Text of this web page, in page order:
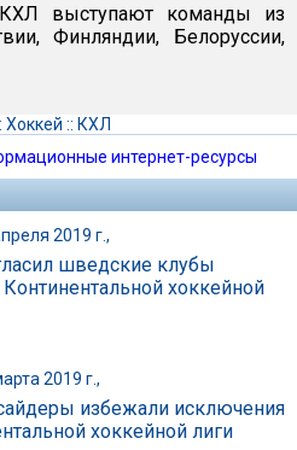
выступают команды из
Финляндии, Белоруссии,
Хоккей :: КХЛ
интернет-ресурсы
2019 г.,
шведские клубы
Континентальной хоккейной
2019 г.,
избежали исключения
хоккейной лиги